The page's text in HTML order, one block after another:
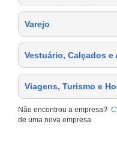
Varejo
Vestuário, Calçados e
Viagens, Turismo e
Não encontrou a empresa?
de uma nova empresa